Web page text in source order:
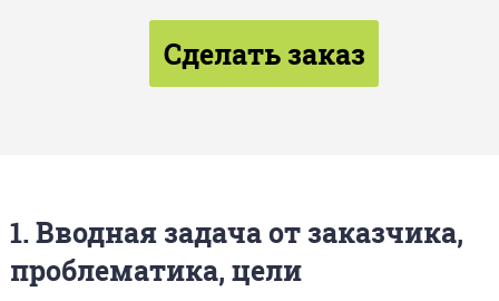
Сделать заказ
1. Вводная задача от заказчика,
проблематика, цели